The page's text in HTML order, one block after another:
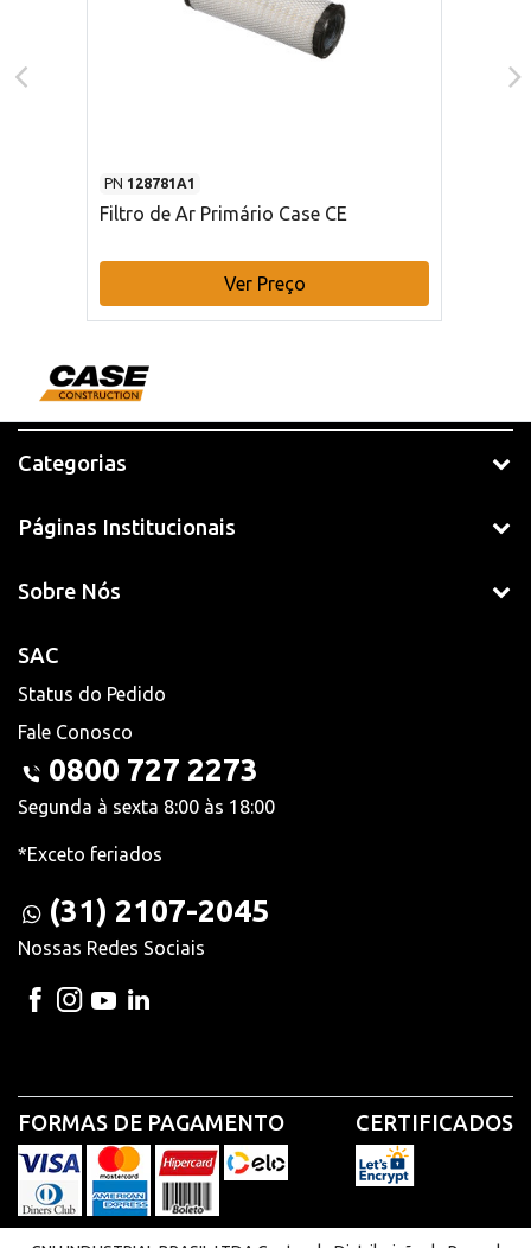
PN 128781A1
Filtro de Ar Primário Case CE
Ver Preço
Categorias
Páginas Institucionais
Sobre Nós
SAC
Status do Pedido
Fale Conosco
0800 727 2273
Segunda à sexta 8:00 às 18:00
*Exceto feriados
(31) 2107-2045
Nossas Redes Sociais
FORMAS DE PAGAMENTO CERTIFICADOS